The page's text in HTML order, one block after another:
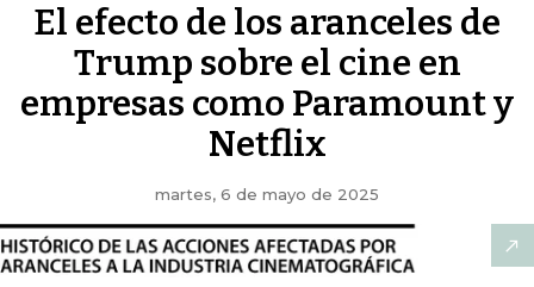
El efecto de los aranceles de
Trump sobre el cine en
empresas como Paramount y
Netflix
martes, 6 de mayo de 2025